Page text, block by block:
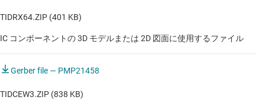
TIDRX64.ZIP (401 KB)
IC コンポーネントの 3D モデルまたは 2D 図面に使用するファイル
Gerber file — PMP21458
TIDCEW3.ZIP (838 KB)